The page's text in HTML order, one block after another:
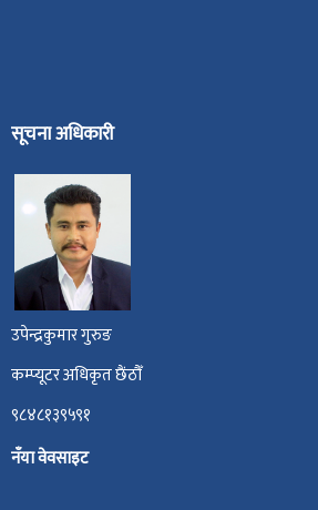
सूचना अधिकारी
उपेन्द्रकुमार गुरुङ
कम्प्यूटर अधिकृत छैंठौँ
९८४८१३९५९१
नँया वेवसाइट